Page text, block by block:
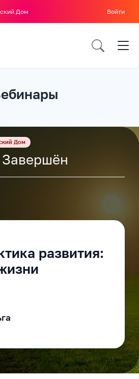
Дом Войти
Дом
Завершён
развития: